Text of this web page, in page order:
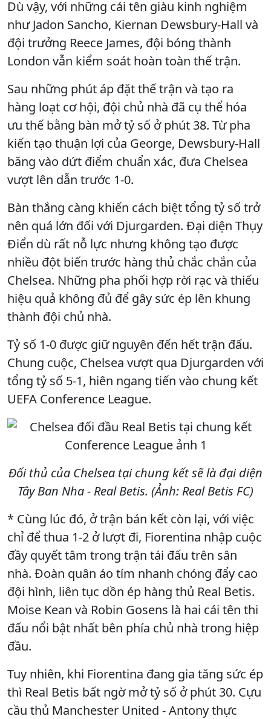
Dù vậy, với những cái tên giàu kinh nghiệm
như Jadon Sancho, Kiernan Dewsbury-Hall và
đội trưởng Reece James, đội bóng thành
London vẫn kiểm soát hoàn toàn thế trận.
Sau những phút áp đặt thế trận và tạo ra
hàng loạt cơ hội, đội chủ nhà đã cụ thể hóa
ưu thế bằng bàn mở tỷ số ở phút 38. Từ pha
kiến tạo thuận lợi của George, Dewsbury-Hall
băng vào dứt điểm chuẩn xác, đưa Chelsea
vượt lên dẫn trước 1-0.
Bàn thắng càng khiến cách biệt tổng tỷ số trở
nên quá lớn đối với Djurgarden. Đại diện Thụy
Điển dù rất nỗ lực nhưng không tạo được
nhiều đột biến trước hàng thủ chắc chắn của
Chelsea. Những pha phối hợp rời rạc và thiếu
hiệu quả không đủ để gây sức ép lên khung
thành đội chủ nhà.
Tỷ số 1-0 được giữ nguyên đến hết trận đấu.
Chung cuộc, Chelsea vượt qua Djurgarden với
tổng tỷ số 5-1, hiên ngang tiến vào chung kết
UEFA Conference League.
Đối thủ của Chelsea tại chung kết sẽ là đại diện
Tây Ban Nha - Real Betis. (Ảnh: Real Betis FC)
* Cùng lúc đó, ở trận bán kết còn lại, với việc
chỉ để thua 1-2 ở lượt đi, Fiorentina nhập cuộc
đầy quyết tâm trong trận tái đấu trên sân
nhà. Đoàn quân áo tím nhanh chóng đẩy cao
đội hình, liên tục dồn ép hàng thủ Real Betis.
Moise Kean và Robin Gosens là hai cái tên thi
đấu nổi bật nhất bên phía chủ nhà trong hiệp
đầu.
Tuy nhiên, khi Fiorentina đang gia tăng sức ép
thì Real Betis bất ngờ mở tỷ số ở phút 30. Cựu
cầu thủ Manchester United - Antony thực